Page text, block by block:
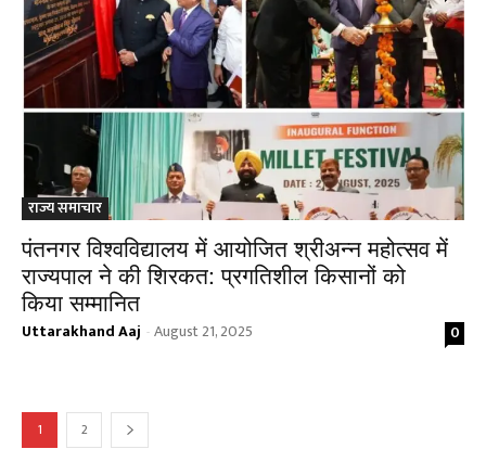
राज्य समाचार
पंतनगर विश्वविद्यालय में आयोजित श्रीअन्न महोत्सव में
राज्यपाल ने की शिरकत: प्रगतिशील किसानों को
किया सम्मानित
Uttarakhand Aaj - August 21, 2025 0
1 2